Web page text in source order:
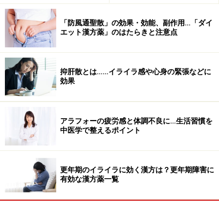
「煎じクスリ」の場合は、人肌に冷まして飲みます。生
薬の有効成分を抽出して乾燥・加工した「エキス剤」の
場合、お湯に溶かしたり、水と一緒に飲んでください。
「白虎加人参湯」の副作用
体質や症状に合わない、西洋薬との併用、アレルギー体
質など場合、不快な症状や副作用が出る場合がありま
す。ちょっとおかしいな、と思ったらすぐ服用をやめ、
漢方の専門家や処方してくれた医師に相談しましょう。
「防風通聖散」の効果・効能、副作用…「ダイ
エット漢方薬」のはたらきと注意点
抑肝散とは……イライラ感や心身の緊張などに
効果
アラフォーの疲労感と体調不良に…生活習慣を
中医学で整えるポイント
更年期のイライラに効く漢方は？更年期障害に
有効な漢方薬一覧